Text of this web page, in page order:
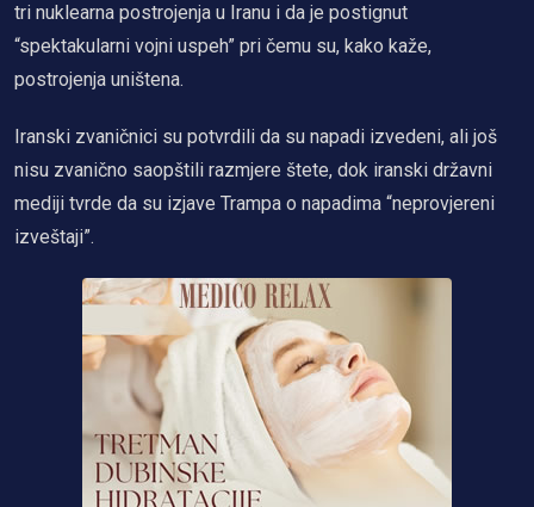
tri nuklearna postrojenja u Iranu i da je postignut
“spektakularni vojni uspeh” pri čemu su, kako kaže,
postrojenja uništena.
Iranski zvaničnici su potvrdili da su napadi izvedeni, ali još
nisu zvanično saopštili razmjere štete, dok iranski državni
mediji tvrde da su izjave Trampa o napadima “neprovjereni
izveštaji”.